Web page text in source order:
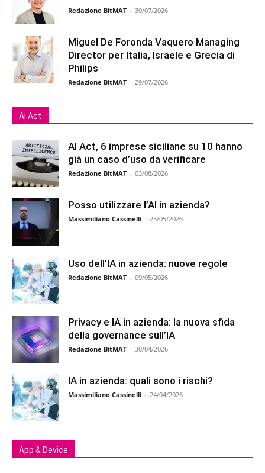
Redazione BitMAT - 30/07/2026
Miguel De Foronda Vaquero Managing
Director per Italia, Israele e Grecia di
Philips
Redazione BitMAT - 29/07/2026
Ai Act
AI Act, 6 imprese siciliane su 10 hanno
già un caso d’uso da verificare
Redazione BitMAT - 03/08/2026
Posso utilizzare l’AI in azienda?
Massimiliano Cassinelli - 23/05/2026
Uso dell’IA in azienda: nuove regole
Redazione BitMAT - 09/05/2026
Privacy e IA in azienda: la nuova sfida
della governance sull’IA
Redazione BitMAT - 30/04/2026
IA in azienda: quali sono i rischi?
Massimiliano Cassinelli - 24/04/2026
App & Device